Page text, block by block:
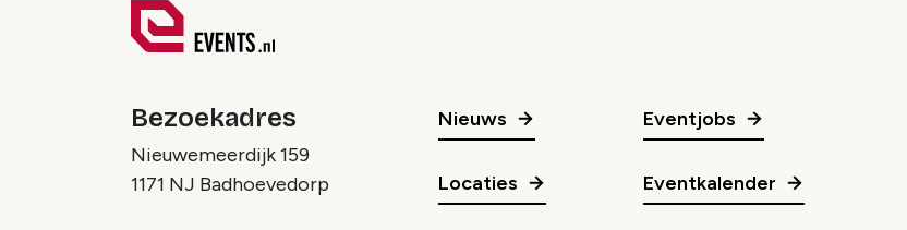
Bezoekadres
Nieuwemeerdijk 159
1171 NJ Badhoevedorp
Nieuws
Locaties
Eventjobs
Eventkalender